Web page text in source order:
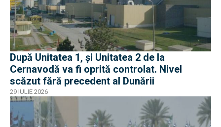
După Unitatea 1, și Unitatea 2 de la
Cernavodă va fi oprită controlat. Nivel
scăzut fără precedent al Dunării
29 IULIE 2026